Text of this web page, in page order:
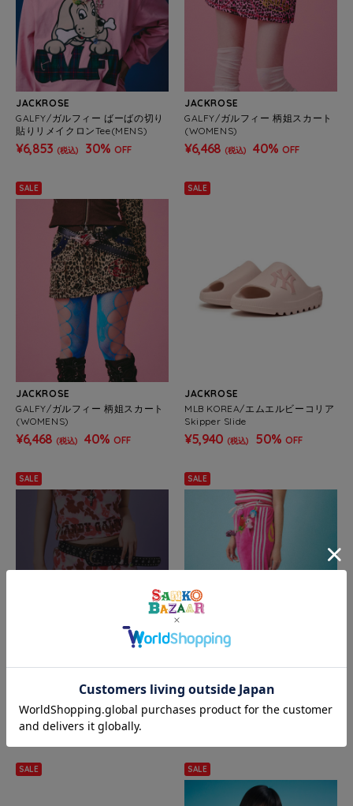
JACKROSE
GALFY/ガルフィー ばーばの切り
貼りリメイクロンTee(MENS)
¥6,853 (税込) 30% OFF
JACKROSE
GALFY/ガルフィー 柄姐スカート
(WOMENS)
¥6,468 (税込) 40% OFF
SALE
JACKROSE
GALFY/ガルフィー 柄姐スカート
(WOMENS)
¥6,468 (税込) 40% OFF
SALE
JACKROSE
MLB KOREA/エムエルビーコリア
Skipper Slide
¥5,940 (税込) 50% OFF
SALE
ーパン(WOMENS)
¥5,874 (税込) 40% OFF
SALE
JACKROSE
GALFY/ガルフィー GALスポフレ
アパンツ(WOMENS)
SALE SALE